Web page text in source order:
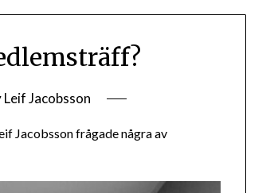
Leif Jacobsson
Jacobsson frågade några av